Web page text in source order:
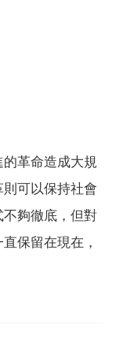
革命造成大規
可以保持社會
夠徹底，但對
保留在現在，